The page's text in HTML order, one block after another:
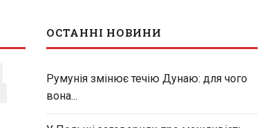
ОСТАННІ НОВИНИ
Румунія змінює течію Дунаю: для чого
вона...